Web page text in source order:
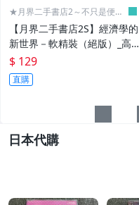
▌雜貨▌文具 ▌
其他
★月界二手書店2～不只是便
【月界二手書店2S】經濟學的
新世界－軟精裝（絕版）_高希
均、林祖嘉、李誠、周行一_天
下文化_原價600〖大學商學〗
ABJ
$ 129
直購
日本代購